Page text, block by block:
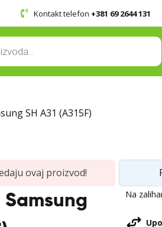
Kontakt telefon +381 69 2644 131
SH A31 (A315F)
ovaj proizvod!
Na